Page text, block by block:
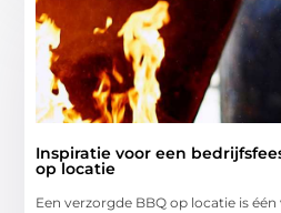
Inspiratie voor een
op locatie
Een verzorgde BBQ op locatie is